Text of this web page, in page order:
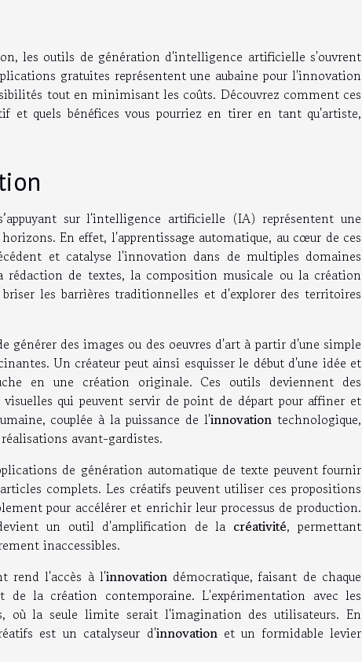
les outils de génération d'intelligence artificielle s'ouvrent
gratuites représentent une aubaine pour l'innovation
tout en minimisant les coûts. Découvrez comment ces
et quels bénéfices vous pourriez en tirer en tant qu'artiste,
sur l'intelligence artificielle (IA) représentent une
En effet, l'apprentissage automatique, au cœur de ces
et catalyse l'innovation dans de multiples domaines
rédaction de textes, la composition musicale ou la création
les barrières traditionnelles et d'explorer des territoires
des images ou des oeuvres d'art à partir d'une simple
Un créateur peut ainsi esquisser le début d'une idée et
en une création originale. Ces outils deviennent des
qui peuvent servir de point de départ pour affiner et
couplée à la puissance de l'innovation technologique,
avant-gardistes.
de génération automatique de texte peuvent fournir
complets. Les créatifs peuvent utiliser ces propositions
pour accélérer et enrichir leur processus de production.
un outil d'amplification de la créativité, permettant
inaccessibles.
rend l'accès à l'innovationdémocratique, faisant de chaque
la création contemporaine. L'expérimentation avec les
où la seule limite serait l'imagination des utilisateurs. En
est un catalyseur d'innovationet un formidable levier